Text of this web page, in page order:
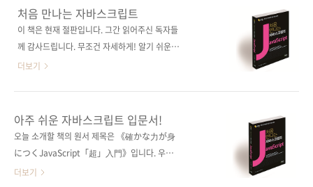
■ 원출판사 도서 소개 페이지 관련 포스트■
2017/08/03 - [출간전 책소식] - 일본 최고의..
에서 보시면 아시겠지만, 독자들의 호평이 이어
지고 있는 책이자 이웃나라 일본에서 최근 자바
스크립트 서적 중 가장 좋은 판매를 보이고 있기
보이는데, 서평을 읽어보니 자바스크립트를 처
음 배우는 분들이 올린 듯합니다. 그도 그럴 것이
용 눈높이에만 머문 게 아니라 자바스크립트 전
반을 중급자 수준까지 설명한 데서 오는 어려움
의 표현인 것 같습니다. 1판을 번역하신 정인식
역자님은 기술..
처음 만나는 자바스크립트
이 책은 현재 절판입니다. 그간 읽어주신 독자들
께 감사드립니다. 무조건 자세하게! 알기 쉬운 설
명! 자바스크립트의 왕도를 안내하는 최고의 교
JavaScript「超」入門(ISBN:
9784797383584) 지은이 가노 스케하루 옮긴
이 김완섭 출판일 2017년 2월 24일 페이지 352
변형(170*225*16) 제 본 무선(soft cover) 정
더보기
아주 쉬운 자바스크립트 입문서!
오늘 소개할 책의 원서 제목은 《確かな力が身
につくJavaScript「超」入門》입니다. 우리
말로 바꾸면 "(몸에) 확실히 익히는 자바스크립
더보기